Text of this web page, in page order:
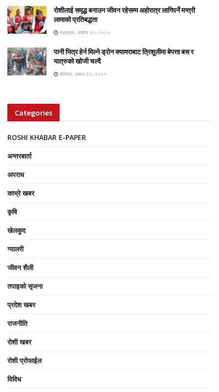
रोशीलाई समृद्ध बनाउन जीवन रहेसम्म अहोरात्र लागिपर्ने मन्त्री
लामाको प्रतिबद्धता
मङ्लबार, अशोज ३०, २०८०
पानी भित्र हेर्न मिल्ने ड्रोन क्यामराबाट त्रिशूलीमा बेपत्ता बस र
यात्रुको खोजी चल्दै
शनिबार, असार २९, २०८१
Categories
ROSHI KHABAR E-PAPER
अन्तरबार्ता
अपराध
काभ्रे खबर
कृषि
खेलकुद
ग्यालरी
जीवन शैली
तपाइको सृजना
प्रदेश खबर
राजनीति
रोशी खबर
रोशी प्रोफाईल
विविध